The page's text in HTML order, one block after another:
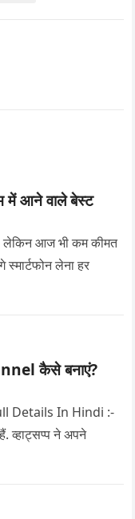
में आने वाले बेस्ट
लेकिन आज भी कम कीमत
स्मार्टफोन लेना हर
कैसे बनाएं?
Details In Hindi :-
व्हाट्सप्प ने अपने